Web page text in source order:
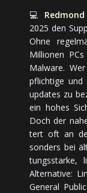
💻
2025 den
Ohne
Mil­lio­nen
Malware.
pflich­ti­ge und
updates zu
ein hohes
Doch der
tert oft an
son­ders bei
tungs­starke,
Al­ter­na­tive:
General